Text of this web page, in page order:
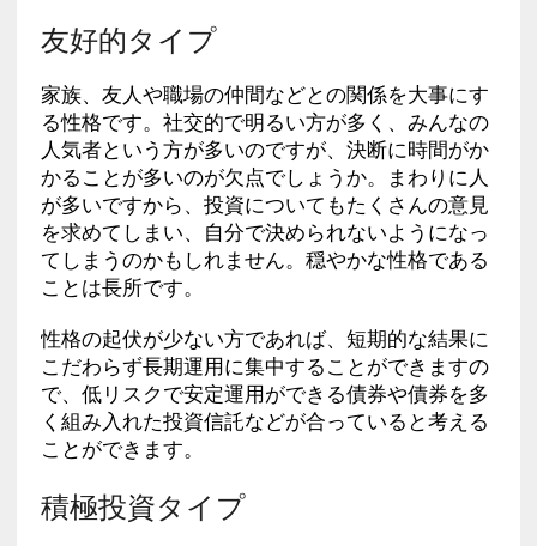
友好的タイプ
家族、友人や職場の仲間などとの関係を大事にす
る性格です。社交的で明るい方が多く、みんなの
人気者という方が多いのですが、決断に時間がか
かることが多いのが欠点でしょうか。まわりに人
が多いですから、投資についてもたくさんの意見
を求めてしまい、自分で決められないようになっ
てしまうのかもしれません。穏やかな性格である
ことは長所です。
性格の起伏が少ない方であれば、短期的な結果に
こだわらず長期運用に集中することができますの
で、低リスクで安定運用ができる債券や債券を多
く組み入れた投資信託などが合っていると考える
ことができます。
積極投資タイプ